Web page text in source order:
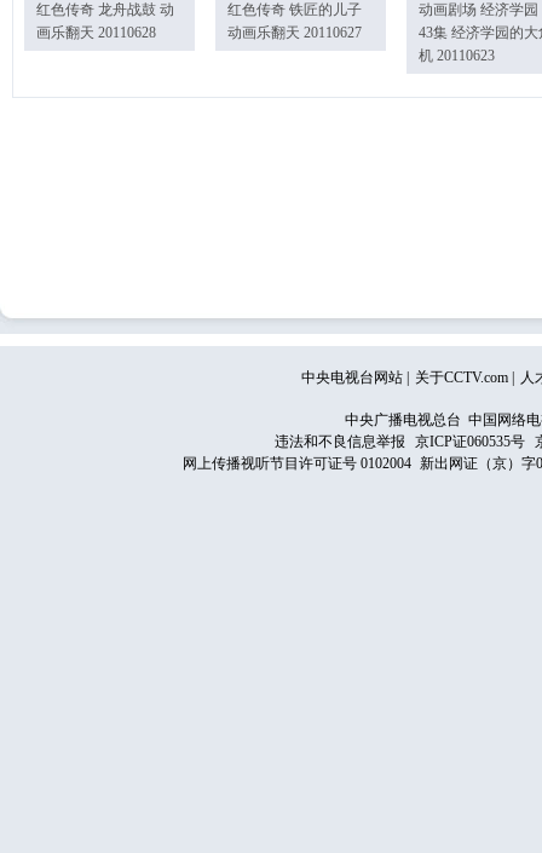
红色传奇 龙舟战鼓 动
画乐翻天 20110628
红色传奇 铁匠的儿子
动画乐翻天 20110627
动画剧场 经济学园
43集 经济学园的大
机 20110623
中央电视台网站 关于CCTV.com 人
中央广播电视总台 中国网络
违法和不良信息举报
京ICP证060535号
网上传播视听节目许可证号 0102004 新出网证（京）